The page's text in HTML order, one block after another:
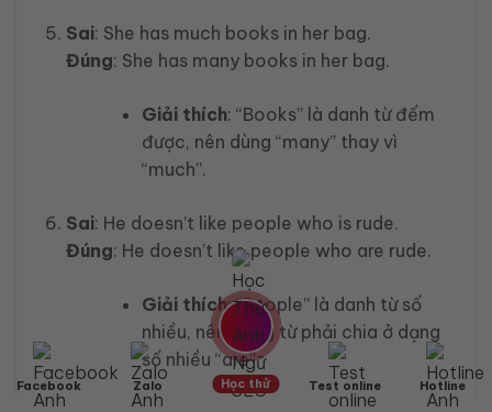
Sai: She has much books in her bag.
Đúng: She has many books in her bag.
Giải thích: “Books” là danh từ đếm
được, nên dùng “many” thay vì
“much”.
Sai: He doesn’t like people who is rude.
Đúng: He doesn’t like people who are rude.
Giải thích: “People” là danh từ số
nhiều, nên động từ phải chia ở dạng
số nhiều “are”
Facebook Zalo Học thử Test online Hotline